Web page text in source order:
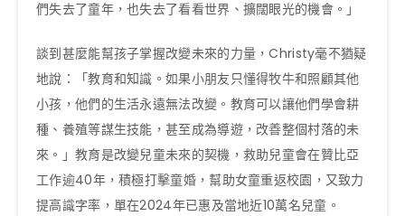
們失去了童年，也失去了看看世界、擴闊眼光的機會。」
談到甚麼能幫孩子掌握改變未來的力量，Christy毫不猶疑
地說：「教育和知識。如果小朋友只懂得牧牛和照顧其他
小孩，他們的生活永遠無法改變。教育可以讓他們學會耕
種、養殖等謀生技能，甚至成為導遊，改善整個村落的未
來。」教育是改變兒童未來的契機，救助兒童會在贊比亞
工作逾40年，積極打擊童婚，幫助女童重返校園，又致力
提高識字率，單在2024年已惠及當地近10萬名兒童。